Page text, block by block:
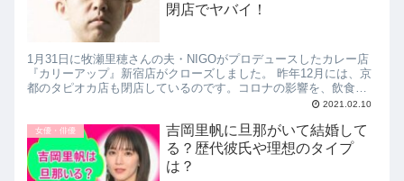
閉店でヤバイ！
1月31日に牧瀬里穂さんの夫・NIGOがプロデュースしたカレー店
『カリーアップ』新宿店がクローズしました。 昨年12月には、京
都のタピオカ店も閉店しているのです。コロナの影響を、飲食店
なので受けているようです。今回は、牧瀬里穂の夫・NIGOのプロ
します。
2021.02.10
女優・俳優
吉岡里帆に旦那がいて結婚して
る？歴代彼氏や理想のタイプ
は？